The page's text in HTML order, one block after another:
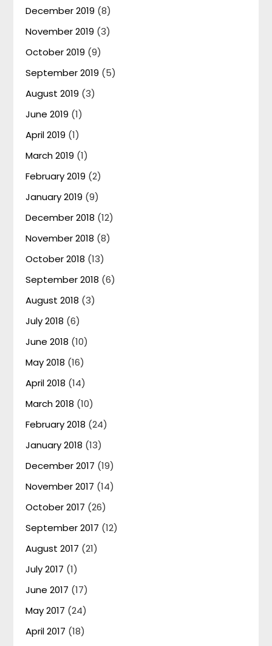
December 2019 (8)
November 2019 (3)
October 2019 (9)
September 2019 (5)
August 2019 (3)
June 2019 (1)
April 2019 (1)
March 2019 (1)
February 2019 (2)
January 2019 (9)
December 2018 (12)
November 2018 (8)
October 2018 (13)
September 2018 (6)
August 2018 (3)
July 2018 (6)
June 2018 (10)
May 2018 (16)
April 2018 (14)
March 2018 (10)
February 2018 (24)
January 2018 (13)
December 2017 (19)
November 2017 (14)
October 2017 (26)
September 2017 (12)
August 2017 (21)
July 2017 (1)
June 2017 (17)
May 2017 (24)
April 2017 (18)